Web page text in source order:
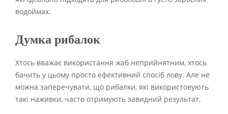
водоймах.
Думка рибалок
Хтось вважає використання жаб неприйнятним, хтось
бачить у цьому просто ефективний спосіб лову. Але не
можна заперечувати, що рибалки, які використовують
такі наживки, часто отримують завидний результат.